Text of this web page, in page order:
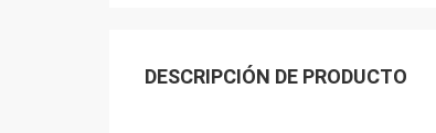
DESCRIPCIÓN DE PRODUCTO